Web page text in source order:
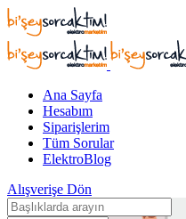
Ana Sayfa
Hesabım
Siparişlerim
Tüm Sorular
ElektroBlog
Alışverişe Dön